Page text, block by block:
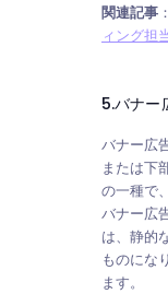
関連記事 ：
ィング担
5.バナー
バナー広
または下
の一種で
バナー広
は、静的
ものにな
ます。